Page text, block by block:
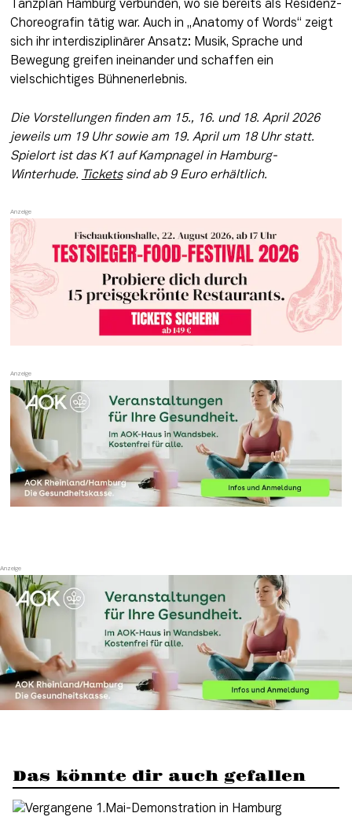
Tanzplan Hamburg verbunden, wo sie bereits als Residenz-
Choreografin tätig war. Auch in „Anatomy of Words“ zeigt
sich ihr interdisziplinärer Ansatz: Musik, Sprache und
Bewegung greifen ineinander und schaffen ein
vielschichtiges Bühnenerlebnis.
Die Vorstellungen finden am 15., 16. und 18. April 2026
jeweils um 19 Uhr sowie am 19. April um 18 Uhr statt.
Spielort ist das K1 auf Kampnagel in Hamburg-
Winterhude.
Tickets sind ab 9 Euro erhältlich.
Das könnte dir auch gefallen